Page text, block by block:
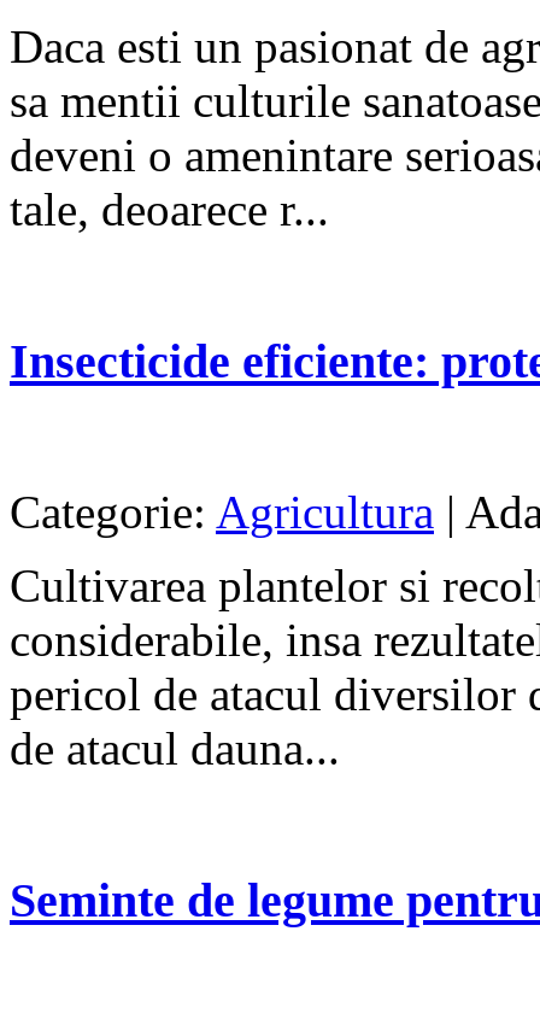
Daca esti un pasionat de
sa mentii culturile
deveni o amenintare
tale, deoarece r...
Insecticide eficiente:
Categorie: Agricultura |
Cultivarea plantelor si
considerabile, insa
pericol de atacul diversilor
de atacul dauna...
Seminte de legume